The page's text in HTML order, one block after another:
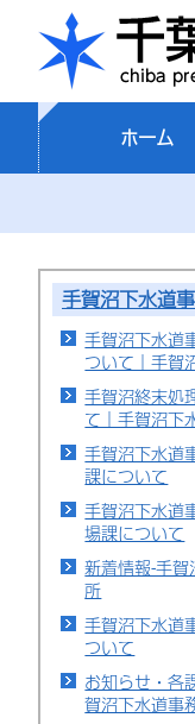
ホーム
手賀沼下水道
手賀沼下水道
ついて｜手賀
手賀沼終末処
て｜手賀沼下
手賀沼下水道
課について
手賀沼下水道
場課について
新着情報-手
所
手賀沼下水道
ついて
お知らせ・各
賀沼下水道事